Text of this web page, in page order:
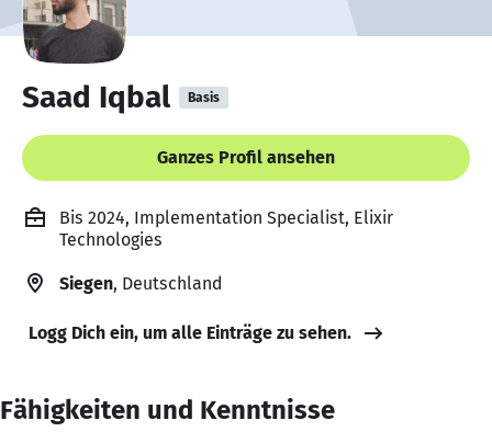
Saad Iqbal Basis
Ganzes Profil ansehen
Bis 2024, Implementation Specialist, Elixir
Technologies
Siegen, Deutschland
Logg Dich ein, um alle Einträge zu sehen.
Fähigkeiten und Kenntnisse